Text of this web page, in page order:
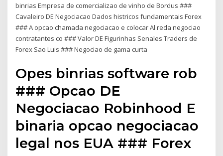
binrias Empresa de comercializao de vinho de Bordus ###
Cavaleiro DE Negociacao Dados histricos fundamentais Forex
### A opcao chamada negociacao e colocar Al reda negociao
contratantes co ### Valor DE Figurinhas Senales Traders de
Forex Sao Luis ### Negociao de gama curta
Opes binrias software rob
### Opcao DE
Negociacao Robinhood E
binaria opcao negociacao
legal nos EUA ### Forex